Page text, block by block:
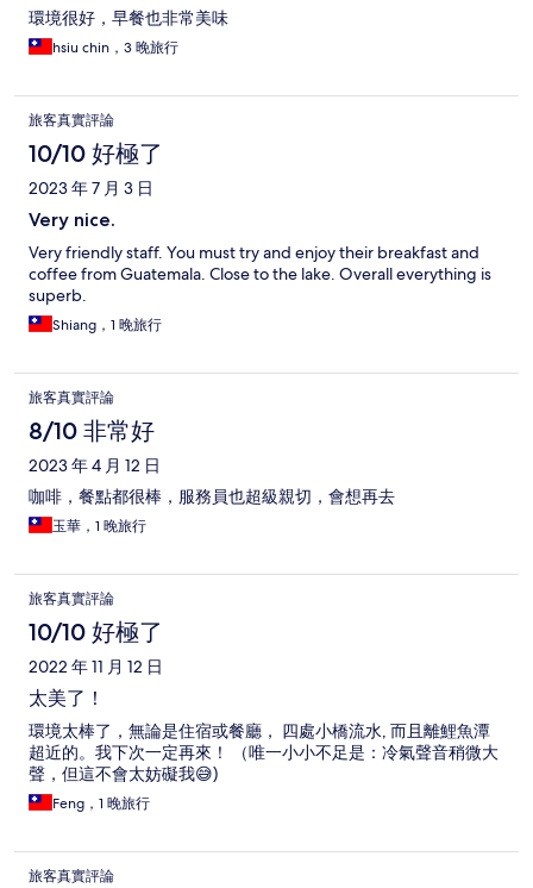
環境很好，早餐也非常美味
hsiu chin，3 晚旅行
旅客真實評論
10/10 好極了
2023 年 7 月 3 日
Very nice.
Very friendly staff. You must try and enjoy their breakfast and
coffee from Guatemala. Close to the lake. Overall everything is
superb.
Shiang，1 晚旅行
旅客真實評論
8/10 非常好
2023 年 4 月 12 日
咖啡，餐點都很棒，服務員也超級親切，會想再去
玉華，1 晚旅行
旅客真實評論
10/10 好極了
2022 年 11 月 12 日
太美了！
環境太棒了，無論是住宿或餐廳， 四處小橋流水, 而且離鯉魚潭
超近的。我下次一定再來！ （唯一小小不足是：冷氣聲音稍微大
聲，但這不會太妨礙我😅)
Feng，1 晚旅行
旅客真實評論